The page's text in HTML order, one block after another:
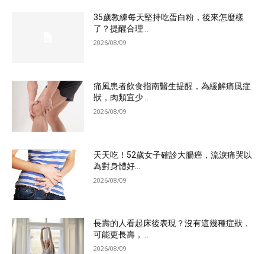
35歲教練每天堅持吃蛋白粉，後來怎麼樣
了？提醒合理...
2026/08/09
痛風患者飲食指南醫生提醒，為緩解痛風症
狀，肉類宜少...
2026/08/09
天天吃！52歲女子確診大腸癌，流淚痛哭以
為對身體好...
2026/08/09
長壽的人看起床後表現？沒有這幾種症狀，
可能更長壽，...
2026/08/09